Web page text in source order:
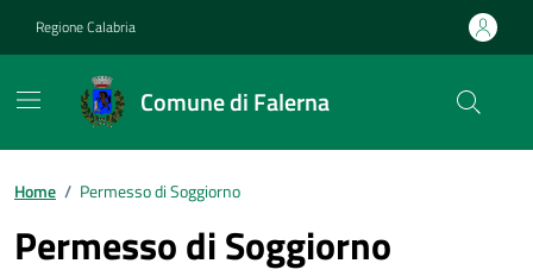
Regione Calabria
Comune di Falerna
Home / Permesso di Soggiorno
Permesso di Soggiorno